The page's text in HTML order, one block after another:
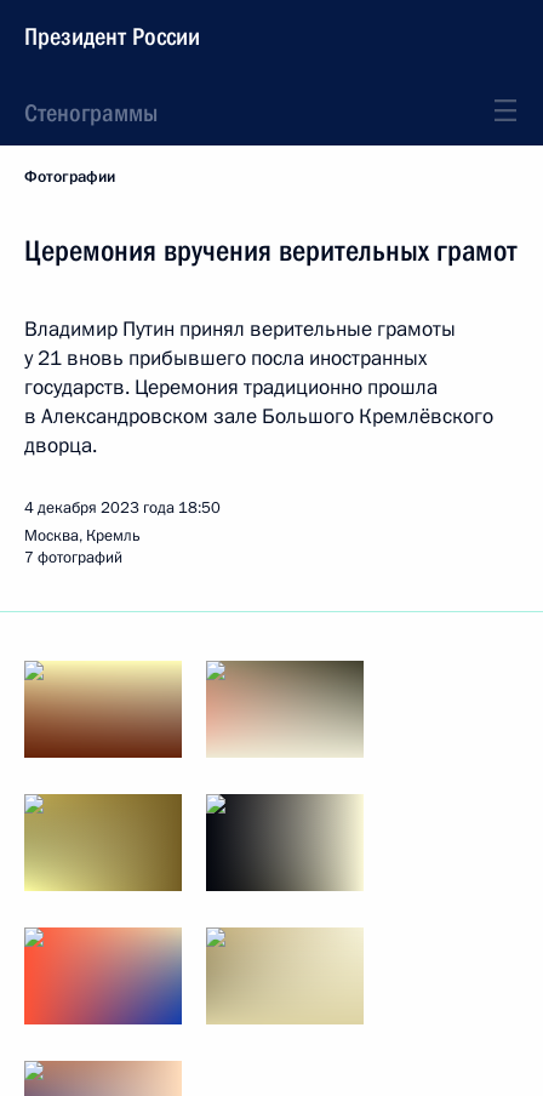
Президент России
Стенограммы
Фотографии
Церемония вручения верительных грамот
Владимир Путин принял верительные грамоты
у 21 вновь прибывшего посла иностранных
государств. Церемония традиционно прошла
в Александровском зале Большого Кремлёвского
дворца.
4 декабря 2023 года 18:50
Москва, Кремль
7 фотографий